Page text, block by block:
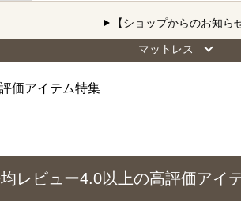
【ショップからのお知
マットレス
価アイテム特集
レビュー4.0以上の高評価アイ